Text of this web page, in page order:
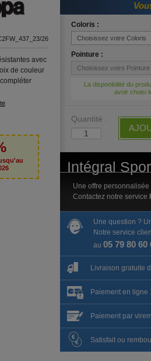
26
avec
de couleur
Coloris :
Pointure :
La disponibilité du
avoir choisi
Quantité :
Intégral
Une offre
Contactez notre service
Une question ?
Notre service
au 05 79 80 60
Livraison gratuite
Paiement en ligne
Paiement par
Satisfait ou